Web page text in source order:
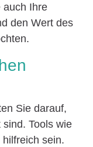
auch Ihre
den Wert des
Sie darauf,
Tools wie
sein.